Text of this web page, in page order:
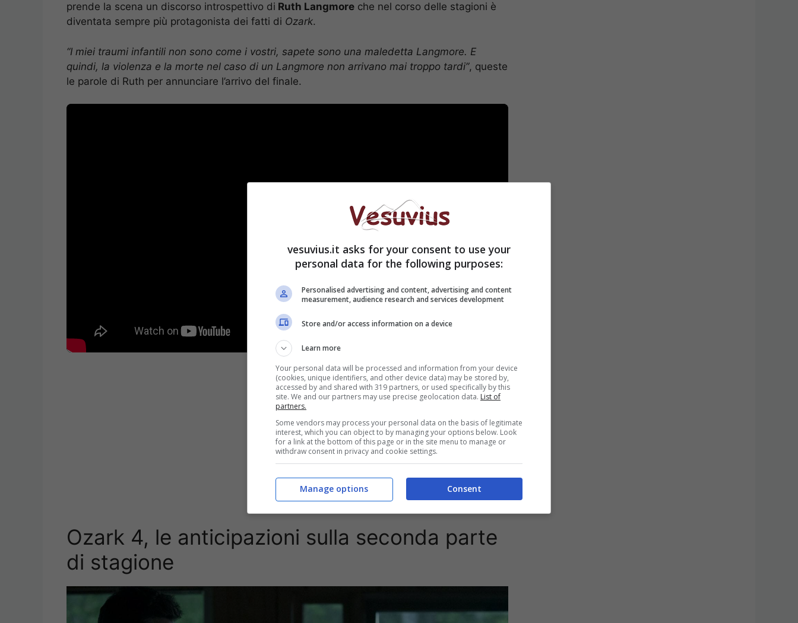
prende la scena un discorso introspettivo di Ruth Langmore che nel corso delle stagioni è
diventata sempre più protagonista dei fatti di Ozark.
“I miei traumi infantili non sono come i vostri, sapete sono una maledetta Langmore. E
quindi, la violenza e la morte nel caso di un Langmore non arrivano mai troppo tardi”, queste
le parole di Ruth per annunciare l’arrivo del finale.
Ozark 4, le anticipazioni sulla seconda parte
di stagione
vesuvius.it asks for your consent to use your
personal data for the following purposes:
Personalised advertising and content, advertising and content
measurement, audience research and services development
Store and/or access information on a device
Learn more
Your personal data will be processed and information from your device
(cookies, unique identifiers, and other device data) may be stored by,
accessed by and shared with 319 partners, or used specifically by this
site. We and our partners may use precise geolocation data. List of
partners.
Some vendors may process your personal data on the basis of legitimate
interest, which you can object to by managing your options below. Look
for a link at the bottom of this page or in the site menu to manage or
withdraw consent in privacy and cookie settings.
Consent
Manage options